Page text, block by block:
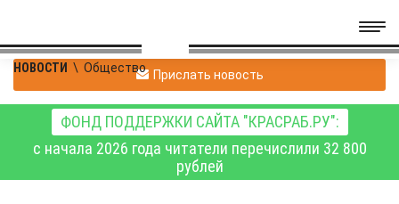
НОВОСТИ \ Общество Прислать новость
ФОНД ПОДДЕРЖКИ САЙТА "КРАСРАБ.РУ":
с начала 2026 года читатели перечислили 32 800
рублей